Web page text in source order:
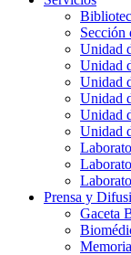
Sección
Unidad
Unidad
Unidad
Unidad
Unidad
Unidad
Prensa y
Gaceta